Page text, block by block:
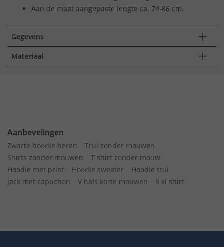
Aan de maat aangepaste lengte ca. 74-86 cm.
Gegevens
Materiaal
Aanbevelingen
Zwarte hoodie heren
Trui zonder mouwen
Shirts zonder mouwen
T shirt zonder mouw
Hoodie met print
Hoodie sweater
Hoodie trui
Jack met capuchon
V hals korte mouwen 8 xl shirt